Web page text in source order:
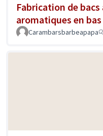
Fabrication de
aromatiques en
Carambarsbarbeapapa